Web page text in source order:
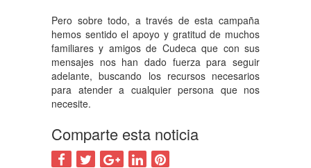
Pero sobre todo, a través de esta campaña
hemos sentido el apoyo y gratitud de muchos
familiares y amigos de Cudeca que con sus
mensajes nos han dado fuerza para seguir
adelante, buscando los recursos necesarios
para atender a cualquier persona que nos
necesite.
Comparte esta noticia